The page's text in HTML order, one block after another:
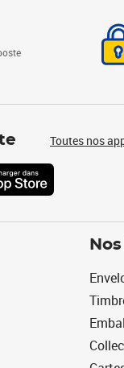
Toutes nos